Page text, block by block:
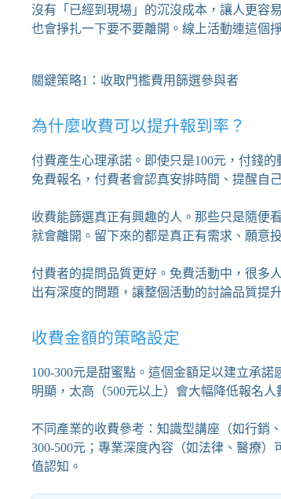
沒有「已經到現場」的沉沒成本，讓人更容
也會掙扎一下要不要離開。線上活動連這個
關鍵策略1：收取門檻費用篩選參與者
為什麼收費可以提升報到率？
付費產生心理承諾。即使只是100元，付錢
免費報名，付費者會認真安排時間、提醒自
收費能篩選真正有興趣的人。那些只是隨便
就會離開。留下來的都是真正有需求、願意
付費者的提問品質更好。免費活動中，很多
出有深度的問題，讓整個活動的討論品質提
收費金額的策略設定
100-300元是甜蜜點。這個金額足以建立承
明顯，太高（500元以上）會大幅降低報名人
不同產業的收費參考：知識型講座（如行銷
300-500元；專業深度內容（如法律、醫療
值認知。